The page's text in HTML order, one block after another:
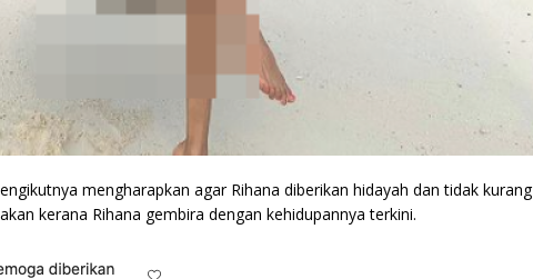
mengharapkan agar Rihana diberikan hidayah dan tidak kurang
kerana Rihana gembira dengan kehidupannya terkini.